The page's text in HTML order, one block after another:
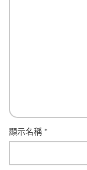
顯示名稱 *